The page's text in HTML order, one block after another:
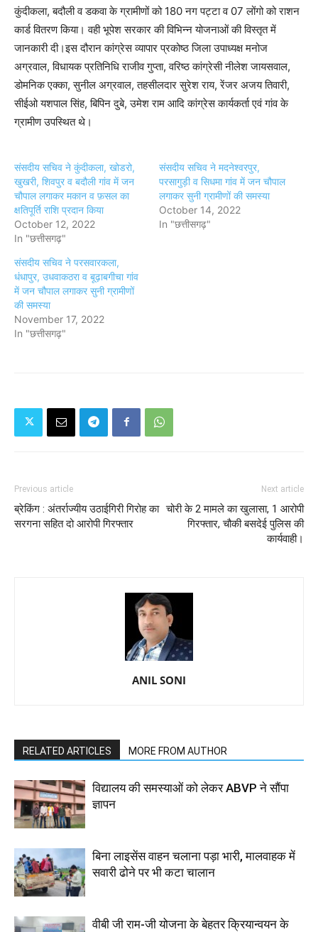
कुंदीकला, बदौली व डकवा के ग्रामीणों को 180 नग पट्टा व 07 लोंगो को राशन
कार्ड वितरण किया। वही भूपेश सरकार की विभिन्न योजनाओं की विस्तृत में
जानकारी दी।इस दौरान कांग्रेस व्यापार प्रकोष्ठ जिला उपाध्यक्ष मनोज
अग्रवाल, विधायक प्रतिनिधि राजीव गुप्ता, वरिष्ठ कांग्रेसी नीलेश जायसवाल,
डोमनिक एक्का, सुनील अग्रवाल, तहसीलदार सुरेश राय, रेंजर अजय तिवारी,
सीईओ यशपाल सिंह, बिपिन दुबे, उमेश राम आदि कांग्रेस कार्यकर्ता एवं गांव के
ग्रामीण उपस्थित थे।
संसदीय सचिव ने कुंदीकला, खोडरो,
खुखरी, शिवपुर व बदौली गांव में जन
चौपाल लगाकर मकान व फ़सल का
क्षतिपूर्ति राशि प्रदान किया
October 12, 2022
In "छत्तीसगढ़"
संसदीय सचिव ने मदनेश्वरपुर,
परसागुड़ी व सिधमा गांव में जन चौपाल
लगाकर सुनी ग्रामीणों की समस्या
October 14, 2022
In "छत्तीसगढ़"
संसदीय सचिव ने परसवारकला,
धंधापुर, उधवाकठरा व बूढ़ाबगीचा गांव
में जन चौपाल लगाकर सुनी ग्रामीणों
की समस्या
November 17, 2022
In "छत्तीसगढ़"
Previous article
ब्रेकिंग : अंतर्राज्यीय उठाईगिरी गिरोह का
सरगना सहित दो आरोपी गिरफ्तार
Next article
चोरी के 2 मामले का खुलासा, 1 आरोपी
गिरफ्तार, चौकी बसदेई पुलिस की
कार्यवाही।
ANIL SONI
RELATED ARTICLES MORE FROM AUTHOR
विद्यालय की समस्याओं को लेकर ABVP ने सौंपा
ज्ञापन
बिना लाइसेंस वाहन चलाना पड़ा भारी, मालवाहक में
सवारी ढोने पर भी कटा चालान
वीबी जी राम-जी योजना के बेहतर क्रियान्वयन के